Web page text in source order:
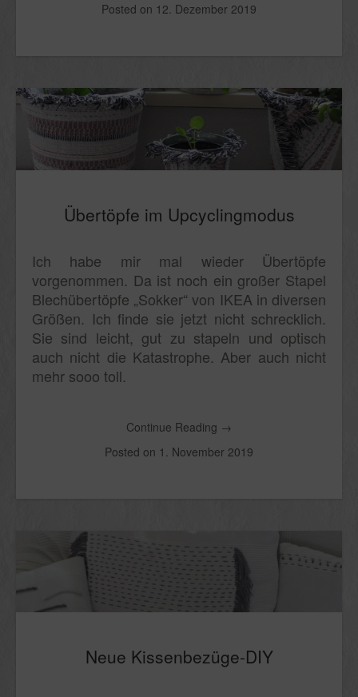
Posted on 12. Dezember 2019
Übertöpfe im Upcyclingmodus
Ich habe mir mal wieder Übertöpfe
vorgenommen. Da ist noch ein großer Stapel
Blechübertöpfe „Sokker“ von IKEA in diversen
Größen. Ich finde sie jetzt nicht schrecklich.
Sie sind leicht, gut zu stapeln und optisch
auch nicht die Katastrophe. Aber auch nicht
mehr sooo toll.
Continue Reading →
Posted on 1. November 2019
Neue Kissenbezüge-DIY